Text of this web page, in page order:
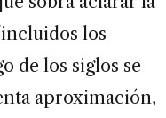
los
de los siglos se
aproximación,